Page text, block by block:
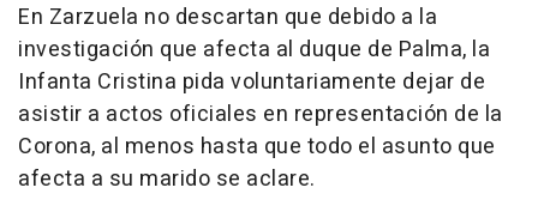
En Zarzuela no descartan que debido a la
investigación que afecta al duque de Palma, la
Infanta Cristina pida voluntariamente dejar de
asistir a actos oficiales en representación de la
Corona, al menos hasta que todo el asunto que
afecta a su marido se aclare.